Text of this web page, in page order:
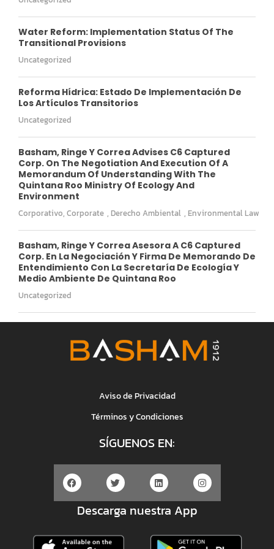
Water Reform: Implementation Status Of The
Transitional Provisions
Uncategorized
Reforma Hídrica: Estado De Implementación De
Los Artículos Transitorios
Uncategorized
Basham, Ringe Y Correa Advises C6 Captured
Corp. On The Negotiation And Execution Of A
Memorandum Of Understanding With The
Quintana Roo Ministry Of Ecology And
Environment
Corporativo, Corporate , Derecho Ambiental , Environmental Law
Basham, Ringe Y Correa Asesora A C6 Captured
Corp. En La Negociación Y Firma De Memorando De
Entendimiento Con La Secretaría De Ecología Y
Medio Ambiente De Quintana Roo
Uncategorized
Aviso de Privacidad
Términos y Condiciones
SÍGUENOS EN:
Descarga nuestra App